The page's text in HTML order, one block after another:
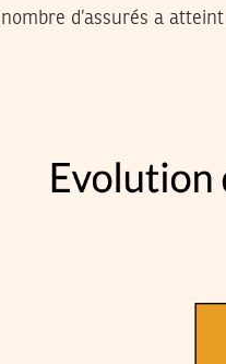
nombre d’assurés a